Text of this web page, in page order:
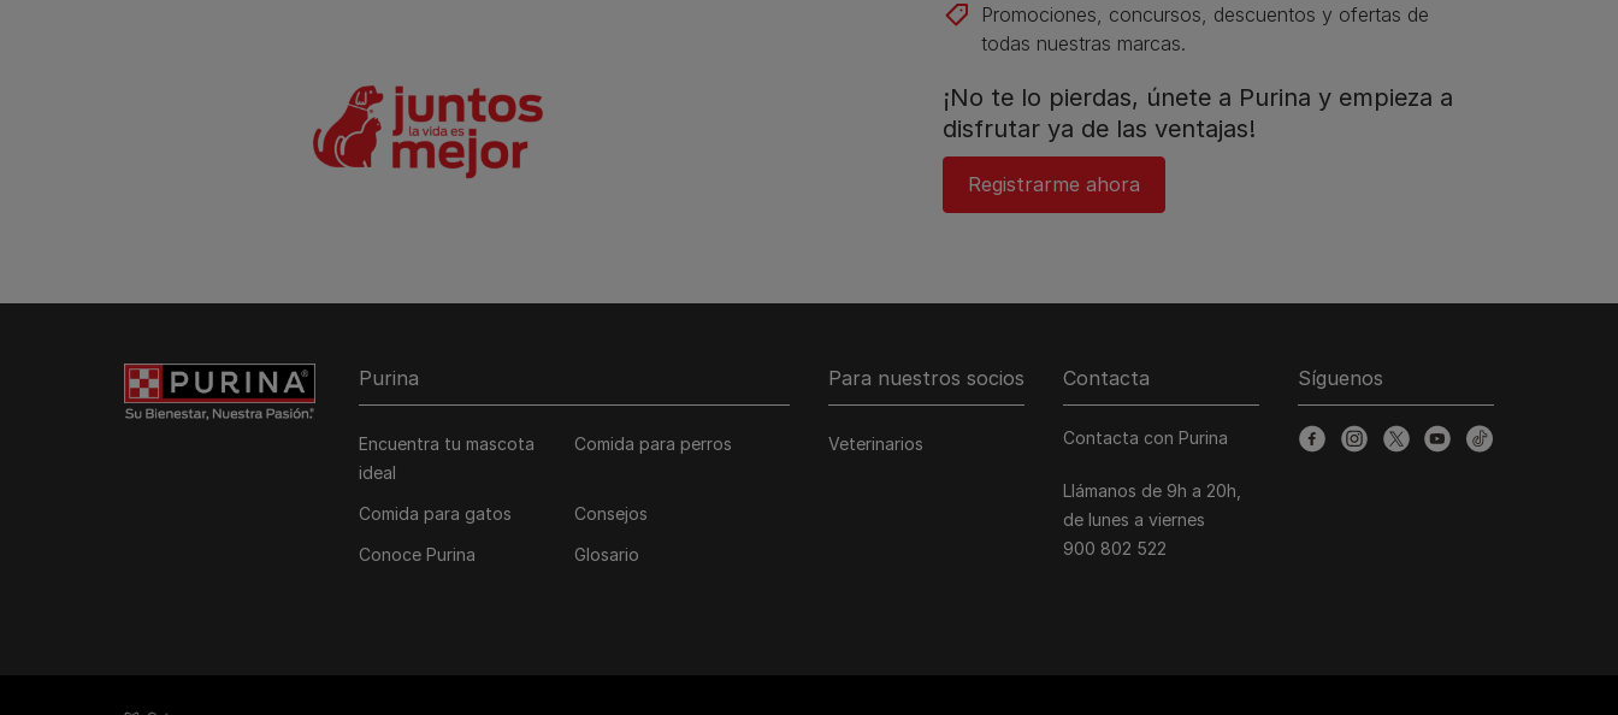
Promociones, concursos, descuentos y ofertas de
todas nuestras marcas.​
¡No te lo pierdas, únete a Purina y empieza a
disfrutar ya de las ventajas!​
Registrarme ahora​
Purina
Encuentra tu mascota
ideal
Comida para perros
Comida para gatos
Consejos
Conoce Purina
Glosario
Para nuestros socios
Veterinarios
Contacta
Contacta con Purina
Llámanos de 9h a 20h,
de lunes a viernes
900 802 522
Síguenos
facebookinstagram
twitteryoutubetiktok